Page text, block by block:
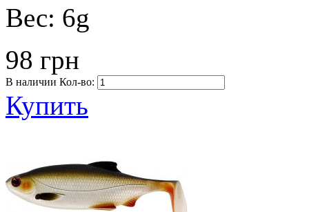
Вес: 6g
98 грн
В наличии Кол-во:
Купить